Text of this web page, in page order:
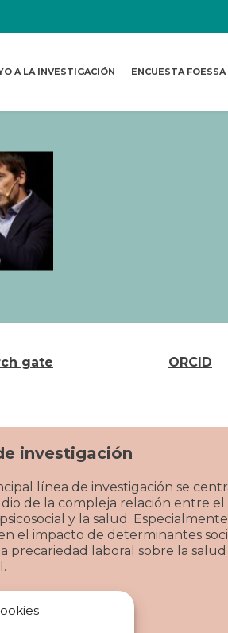
A LA INVESTIGACIÓN ENCUESTA FOESSA
gate ORCID
investigación
línea de investigación se
de la compleja relación entre el
y la salud.
el impacto de determinantes
precariedad laboral sobre la salud